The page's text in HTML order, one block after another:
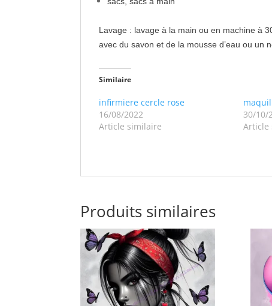
Lavage : lavage à la main ou en machine à
avec du savon et de la mousse d’eau ou un
Similaire
infirmiere cercle rose
16/08/2022
Article similaire
30/10/
Article
Produits similaires